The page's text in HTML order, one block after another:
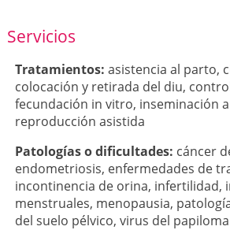
Servicios
Tratamientos: asistencia al parto,
colocación y retirada del diu,
fecundación in vitro, inseminación
reproducción asistida
Patologí­as o dificultades: cáncer
endometriosis, enfermedades de
incontinencia de orina, infertilidad,
menstruales, menopausia,
del suelo pélvico, virus del